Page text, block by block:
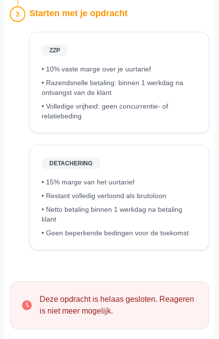
3 Starten met je opdracht
ZZP
• 10% vaste marge over je uurtarief
• Razendsnelle betaling: binnen 1 werkdag na
ontvangst van de klant
• Volledige vrijheid: geen concurrentie- of
relatiebeding
DETACHERING
• 15% marge van het uurtarief
• Restant volledig verloond als brutoloon
• Netto betaling binnen 1 werkdag na betaling
klant
• Geen beperkende bedingen voor de toekomst
Deze opdracht is helaas gesloten. Reageren
is niet meer mogelijk.